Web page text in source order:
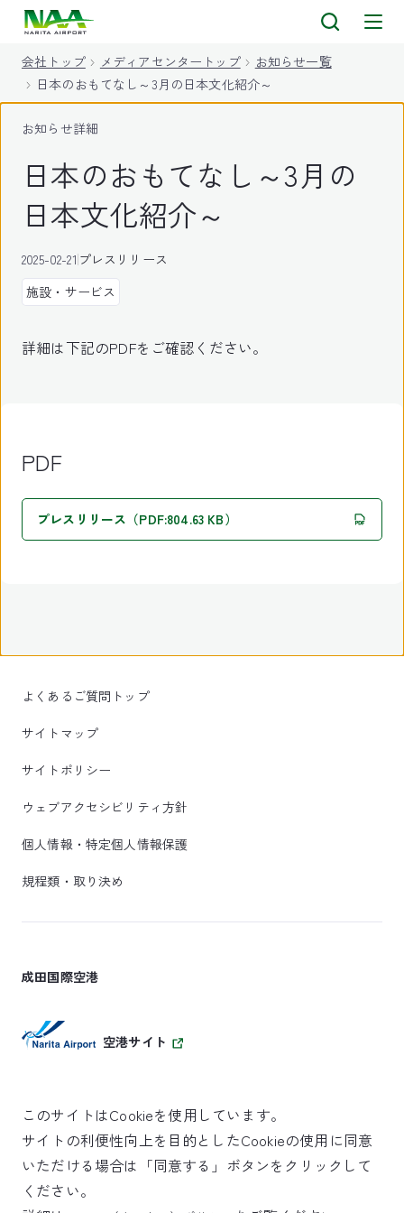
会社トップ メディアセンタートップ
お知らせ一覧
日本のおもてなし～3月の日本文化紹介～
お知らせ詳細
日本のおもてなし～3月の
日本文化紹介～
2025-02-21プレスリリース
施設・サービス
詳細は下記のPDFをご確認ください。
PDF
プレスリリース（PDF:804.63 KB）
よくあるご質問トップ
サイトマップ
サイトポリシー
ウェブアクセシビリティ方針
個人情報・特定個人情報保護
規程類・取り決め
成田国際空港
空港サイト
SKYTRAX
5スターエアポート
このサイトはCookieを使用しています。
サイトの利便性向上を目的としたCookieの使用に同意
いただける場合は「同意する」ボタンをクリックして
ください。